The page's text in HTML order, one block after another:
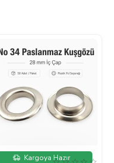
İndirimde
Kargoya Hazır